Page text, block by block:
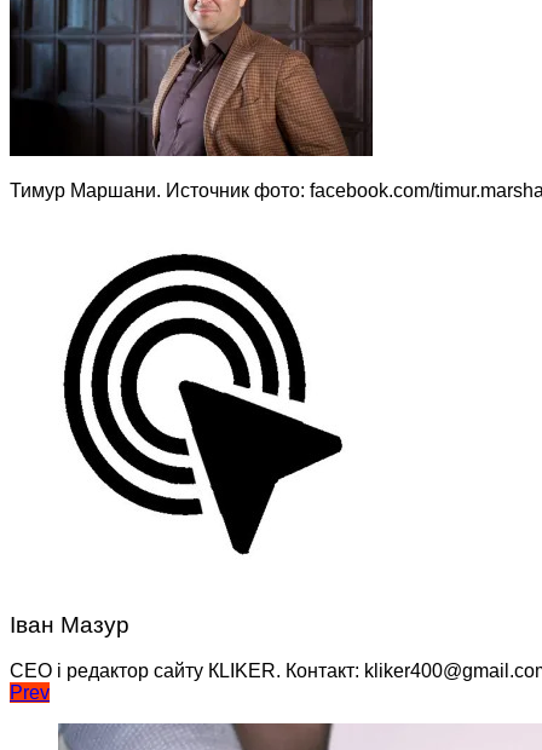
Тимур Маршани. Источник фото: facebook.com/
Іван Мазур
CEO і редактор сайту КLIKER. Контакт:
Навігація
записів
Prev